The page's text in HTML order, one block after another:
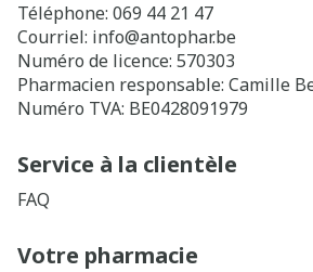
Téléphone: 069 44 21 47
Courriel: info@antophar.be
Numéro de licence: 570303
Pharmacien responsable: Camille
Numéro TVA: BE0428091979
Service à la clientèle
FAQ
Votre pharmacie